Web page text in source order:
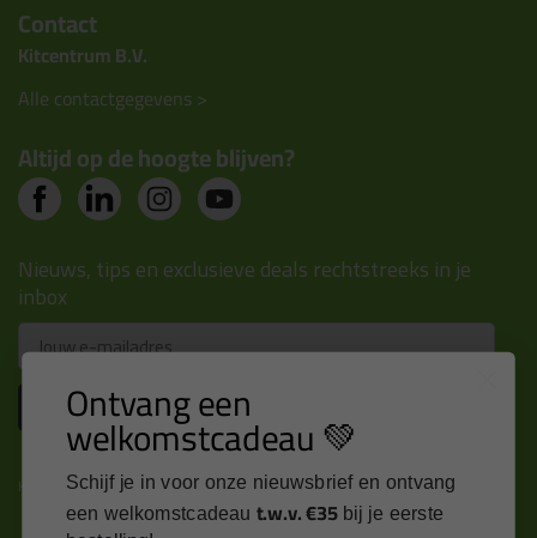
Contact
Kitcentrum B.V.
Alle contactgegevens >
Altijd op de hoogte blijven?
Nieuws, tips en exclusieve deals rechtstreeks in je
inbox
Email
Inschrijven
Kitcentrum is trots op:
Ontvang een
welkomstcadeau 💚
Schijf je in voor onze nieuwsbrief en ontvang
een welkomstcadeau t.w.v. €35 bij je eerste